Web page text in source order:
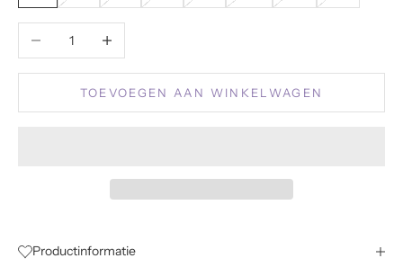
Aantal verlagenAantal verhogen
TOEVOEGEN AAN WINKELWAGEN
Productinformatie